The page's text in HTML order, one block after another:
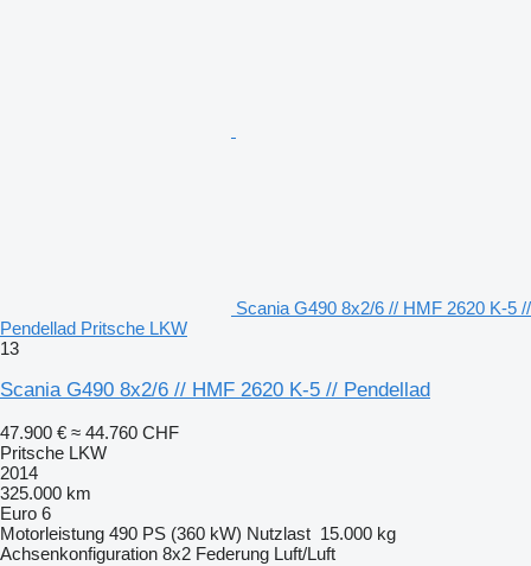
Scania G490 8x2/6 // HMF 2620 K-5 //
Pendellad Pritsche LKW
13
Scania G490 8x2/6 // HMF 2620 K-5 // Pendellad
47.900 € ≈ 44.760 CHF
Pritsche LKW
2014
325.000 km
Euro 6
Motorleistung 490 PS (360 kW) Nutzlast 15.000 kg
Achsenkonfiguration 8x2 Federung Luft/Luft